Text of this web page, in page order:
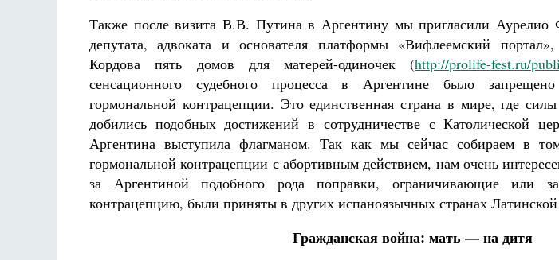
Также после визита В.В. Путина в Аргентину мы пригласили Аурелио
депутата, адвоката и основателя платформы «Вифлеемский
Кордова пять домов для матерей-одиночек (http://prolife-fest.ru/
сенсационного судебного процесса в Аргентине было запрещено
гормональной контрацепции. Это единственная страна в мире, где
добились подобных достижений в сотрудничестве с Католической
Аргентина выступила флагманом. Так как мы сейчас собираем в
гормональной контрацепции с абортивным действием, нам очень
за Аргентиной подобного рода поправки, ограничивающие или
контрацепцию, были приняты в других испаноязычных странах
Гражданская война: мать — на дитя